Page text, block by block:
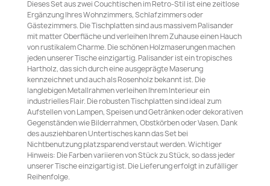
Dieses Set aus zwei Couchtischen im Retro-Stil ist eine zeitlose
Ergänzung Ihres Wohnzimmers, Schlafzimmers oder
Gästezimmers. Die Tischplatten sind aus massivem Palisander
mit matter Oberfläche und verleihen Ihrem Zuhause einen Hauch
von rustikalem Charme. Die schönen Holzmaserungen machen
jeden unserer Tische einzigartig. Palisander ist ein tropisches
Hartholz, das sich durch eine ausgeprägte Maserung
kennzeichnet und auch als Rosenholz bekannt ist. Die
langlebigen Metallrahmen verleihen Ihrem Interieur ein
industrielles Flair. Die robusten Tischplatten sind ideal zum
Aufstellen von Lampen, Speisen und Getränken oder dekorativen
Gegenständen wie Bilderrahmen, Obstkörben oder Vasen. Dank
des ausziehbaren Untertisches kann das Set bei
Nichtbenutzung platzsparend verstaut werden. Wichtiger
Hinweis: Die Farben variieren von Stück zu Stück, so dass jeder
unserer Tische einzigartig ist. Die Lieferung erfolgt in zufälliger
Reihenfolge.